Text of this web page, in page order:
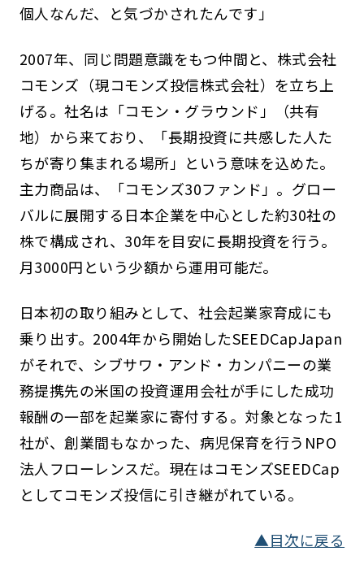
個人なんだ、と気づかされたんです」
2007年、同じ問題意識をもつ仲間と、株式会社
コモンズ（現コモンズ投信株式会社）を立ち上
げる。社名は「コモン・グラウンド」（共有
地）から来ており、「長期投資に共感した人た
ちが寄り集まれる場所」という意味を込めた。
主力商品は、「コモンズ30ファンド」。グロー
バルに展開する日本企業を中心とした約30社の
株で構成され、30年を目安に長期投資を行う。
月3000円という少額から運用可能だ。
日本初の取り組みとして、社会起業家育成にも
乗り出す。2004年から開始したSEEDCapJapan
がそれで、シブサワ・アンド・カンパニーの業
務提携先の米国の投資運用会社が手にした成功
報酬の一部を起業家に寄付する。対象となった1
社が、創業間もなかった、病児保育を行うNPO
法人フローレンスだ。現在はコモンズSEEDCap
としてコモンズ投信に引き継がれている。
▲目次に戻る